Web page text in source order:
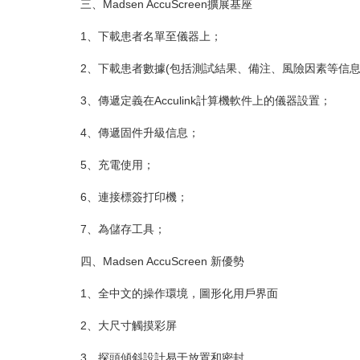
三、Madsen AccuScreen擴展基座
1、下載患者名單至儀器上；
2、下載患者數據(包括測試結果、備注、風險因素等信息
3、傳遞定義在Acculink計算機軟件上的儀器設置；
4、傳遞固件升級信息；
5、充電使用；
6、連接標簽打印機；
7、為儲存工具；
四、Madsen AccuScreen 新優勢
1、全中文的操作環境，圖形化用戶界面
2、大尺寸觸摸彩屏